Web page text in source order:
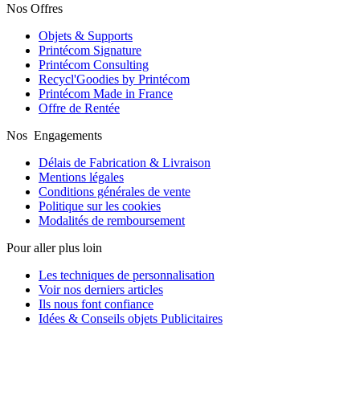
Nos Offres
Objets & Supports
Printécom Signature
Printécom Consulting
Recycl'Goodies by Printécom
Printécom Made in France
Offre de Rentée
Nos Engagements
Délais de Fabrication & Livraison
Mentions légales
Conditions générales de vente
Politique sur les cookies
Modalités de remboursement
Pour aller plus loin
Les techniques de personnalisation
Voir nos derniers articles
Ils nous font confiance
Idées & Conseils objets Publicitaires